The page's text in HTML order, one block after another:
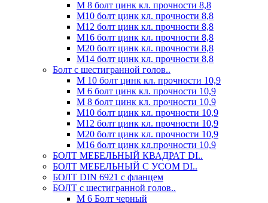
М 8 болт цинк кл. прочности 8,8
М10 болт цинк кл. прочности 8,8
М12 болт цинк кл. прочности 8,8
М16 болт цинк кл. прочности 8,8
М20 болт цинк кл. прочности 8,8
М14 болт цинк кл. прочности 8,8
Болт с шестигранной голов..
М 10 болт цинк кл. прочности 10,9
М 6 болт цинк кл. прочности 10,9
М 8 болт цинк кл. прочности 10,9
М10 болт цинк кл. прочности 10,9
М12 болт цинк кл. прочности 10,9
М20 болт цинк кл. прочности 10,9
М16 болт цинк кл.прочности 10,9
БОЛТ МЕБЕЛЬНЫЙ КВАДРАТ DI..
БОЛТ МЕБЕЛЬНЫЙ С УСОМ DI..
БОЛТ DIN 6921 c фланцем
БОЛТ с шестигранной голов..
М 6 Болт черный